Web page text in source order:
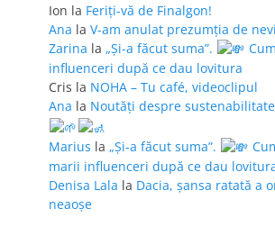
Ion la Feriţi-vă de Finalgon!
Ana la V-am anulat prezumția de
Zarina la „Și-a făcut suma”.
influenceri după ce dau lovitura
Cris la NOHA – Tu café, videoclipul
Ana la Noutăți despre
Marius la „Și-a făcut suma”.
marii influenceri după ce dau
Denisa Lala la Dacia, șansa ratată a
neaoșe